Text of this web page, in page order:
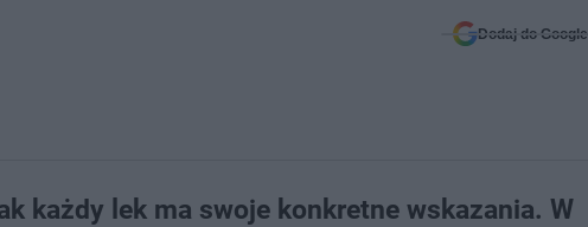
Dodaj do Google
każdy lek ma swoje konkretne wskazania. W